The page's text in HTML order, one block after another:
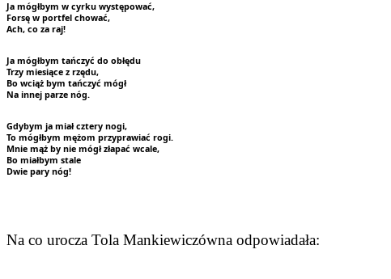
Ja mógłbym w cyrku występować,
Forsę w portfel chować,
Ach, co za raj!
Ja mógłbym tańczyć do obłędu
Trzy miesiące z rzędu,
Bo wciąż bym tańczyć mógł
Na innej parze nóg.
Gdybym ja miał cztery nogi,
To mógłbym mężom przyprawiać rogi.
Mnie mąż by nie mógł złapać wcale,
Bo miałbym stale
Dwie pary nóg!
Na co urocza Tola Mankiewiczówna odpowiadała: